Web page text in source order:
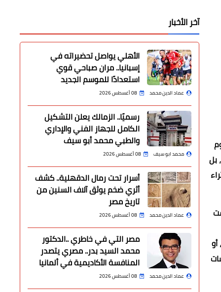
بل
آخر الأخبار
الأهلي يواصل تحضيراته في
إسبانيا.. مران صباحي قوي
استعدادًا للموسم الجديد
عماد الدين محمد 08 أغسطس 2026
رسميًا.. الزمالك يعلن التشكيل
الكامل للجهاز الفني والإداري
والطبي محمد أبو سيف
محمد ابو سيف 08 أغسطس 2026
أسرار تحت رمال الدقهلية.. كشف
أثري ضخم يوثق آلاف السنين من
تاريخ مصر
عماد الدين محمد 08 أغسطس 2026
مصر التي في خاطري ..الدكتور
محمد السيد بدر.. مصري يتصدر
المنافسة الأكاديمية في ألمانيا
عماد الدين محمد 08 أغسطس 2026